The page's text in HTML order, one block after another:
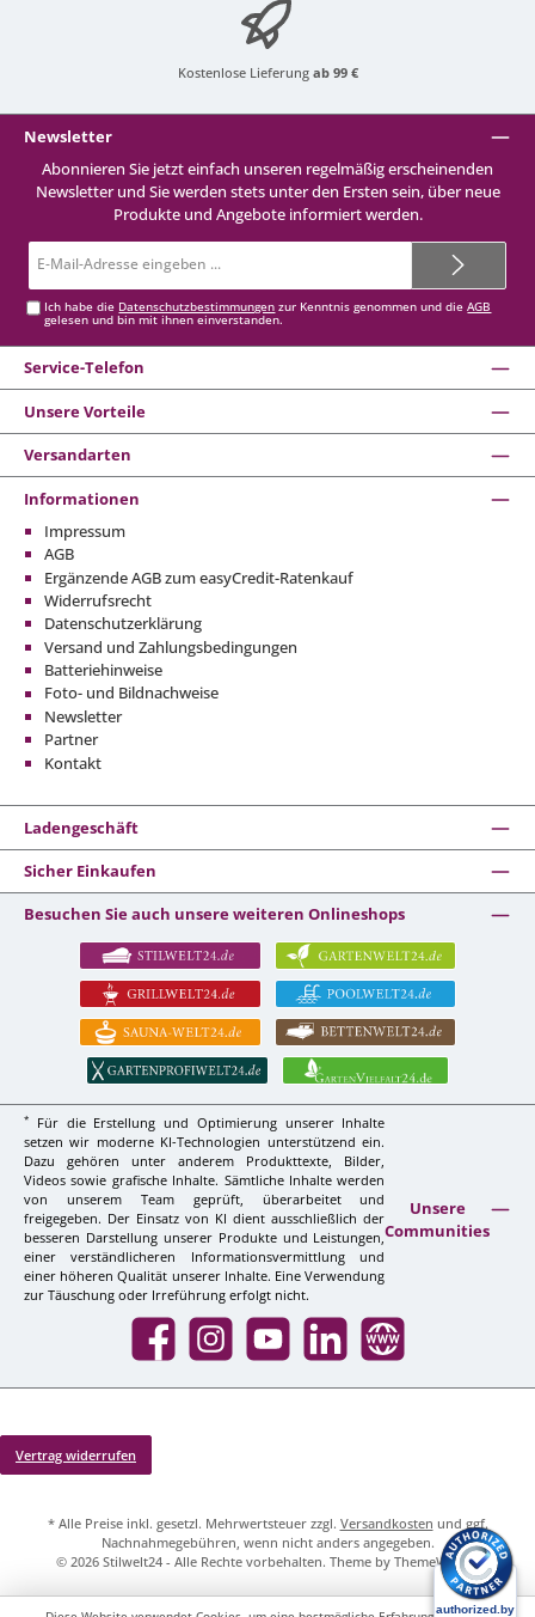
Kostenlose Lieferung ab 99 €
Newsletter
Abonnieren Sie jetzt einfach unseren regelmäßig erscheinenden
Newsletter und Sie werden stets unter den Ersten sein, über neue
Produkte und Angebote informiert werden.
Mail-
Ich habe die Datenschutzbestimmungen zur Kenntnis genommen und dieAGB
gelesen und bin mit ihnen einverstanden.
Service-Telefon
Unsere Vorteile
Versandarten
Informationen
Impressum
AGB
Ergänzende AGB zum easyCredit-Ratenkauf
Widerrufsrecht
Datenschutzerklärung
Versand und Zahlungsbedingungen
Batteriehinweise
Foto- und Bildnachweise
Newsletter
Partner
Kontakt
Ladengeschäft
Sicher Einkaufen
Besuchen Sie auch unsere weiteren Onlineshops
*
Für die Erstellung und Optimierung unserer Inhalte
setzen wir moderne KI-Technologien unterstützend ein.
Dazu gehören unter anderem Produkttexte, Bilder,
Videos sowie grafische Inhalte. Sämtliche Inhalte werden
von unserem Team geprüft, überarbeitet und
freigegeben. Der Einsatz von KI dient ausschließlich der
besseren Darstellung unserer Produkte und Leistungen,
einer verständlicheren Informationsvermittlung und
einer höheren Qualität unserer Inhalte. Eine Verwendung
zur Täuschung oder Irreführung erfolgt nicht.
Unsere
Communities
Facebook InstagramYouTube LinkedIn Website
Vertrag widerrufen
* Alle Preise inkl. gesetzl. Mehrwertsteuer zzgl. Versandkosten und ggf.
Nachnahmegebühren, wenn nicht anders angegeben.
© 2026 Stilwelt24 - Alle Rechte vorbehalten. Theme by ThemeWare®